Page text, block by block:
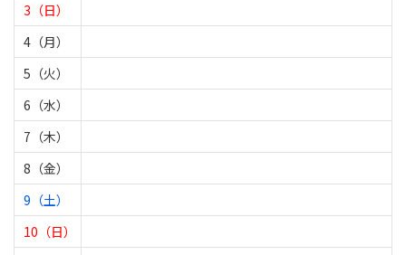
3（日）
4（月）
5（火）
6（水）
7（木）
8（金）
9（土）
10（日）